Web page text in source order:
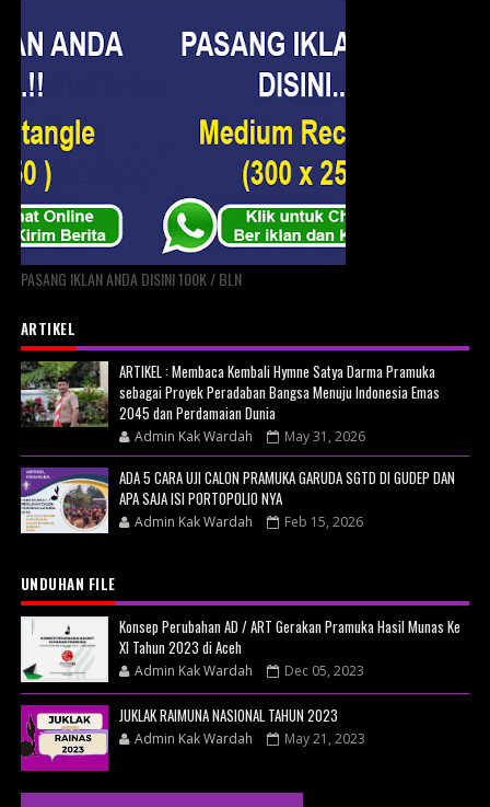
PASANG IKLAN ANDA DISINI 100K / BLN
ARTIKEL
ARTIKEL : Membaca Kembali Hymne Satya Darma Pramuka
sebagai Proyek Peradaban Bangsa Menuju Indonesia Emas
2045 dan Perdamaian Dunia
Admin Kak Wardah May 31, 2026
ADA 5 CARA UJI CALON PRAMUKA GARUDA SGTD DI GUDEP DAN
APA SAJA ISI PORTOPOLIO NYA
Admin Kak Wardah Feb 15, 2026
UNDUHAN FILE
Konsep Perubahan AD / ART Gerakan Pramuka Hasil Munas Ke
XI Tahun 2023 di Aceh
Admin Kak Wardah Dec 05, 2023
JUKLAK RAIMUNA NASIONAL TAHUN 2023
Admin Kak Wardah May 21, 2023